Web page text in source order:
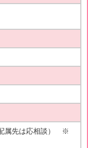
属先は応相談） ※